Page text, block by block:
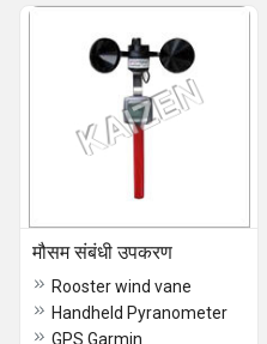
मौसम संबंधी उपकरण
Rooster wind vane
Handheld Pyranometer
GPS Garmin